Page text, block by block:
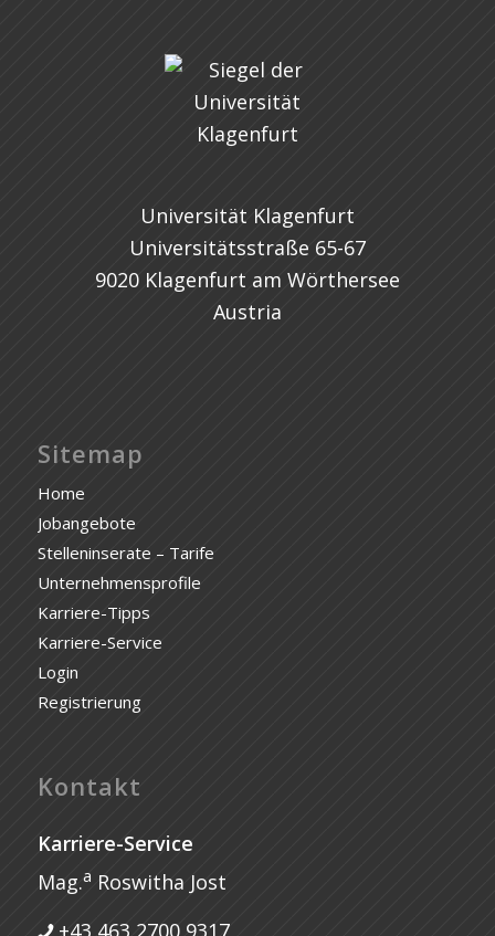
Universität Klagenfurt
Universitätsstraße 65-67
9020 Klagenfurt am Wörthersee
Austria
Sitemap
Home
Jobangebote
Stelleninserate – Tarife
Unternehmensprofile
Karriere-Tipps
Karriere-Service
Login
Registrierung
Kontakt
Karriere-Service
Mag.a Roswitha Jost